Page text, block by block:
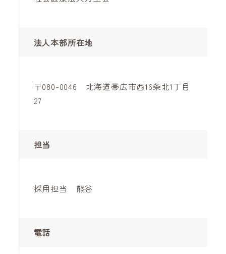
法人本部所在地
〒080-0046 北海道帯広市西16条北1丁目
27
担当
採用担当 熊谷
電話